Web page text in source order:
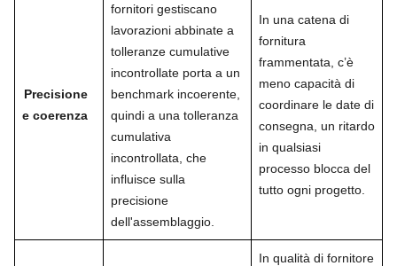
Precisione
e coerenza
fornitori gestiscano
lavorazioni abbinate a
tolleranze cumulative
incontrollate porta a un
benchmark incoerente,
quindi a una tolleranza
cumulativa
incontrollata, che
influisce sulla
precisione
dell'assemblaggio.
In una catena di
fornitura
frammentata, c’è
meno capacità di
coordinare le date di
consegna, un ritardo
in qualsiasi
processo blocca del
tutto ogni progetto.
In qualità di fornitore